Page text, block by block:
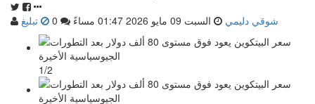
شوقي دليمي السبت 09 مايو 2026 01:47 مساءً تبليغ
1/2